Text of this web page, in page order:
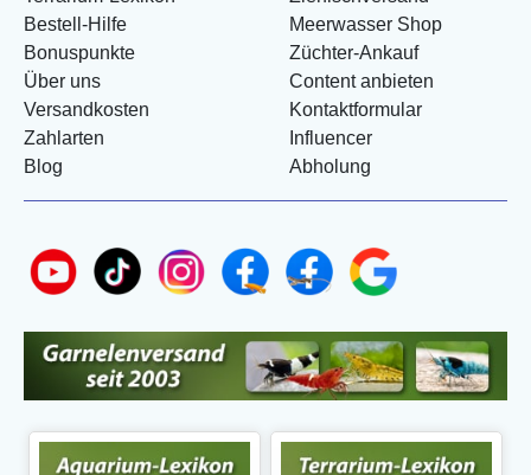
Bestell-Hilfe
Bonuspunkte
Über uns
Versandkosten
Zahlarten
Blog
Meerwasser Shop
Züchter-Ankauf
Content anbieten
Kontaktformular
Influencer
Abholung